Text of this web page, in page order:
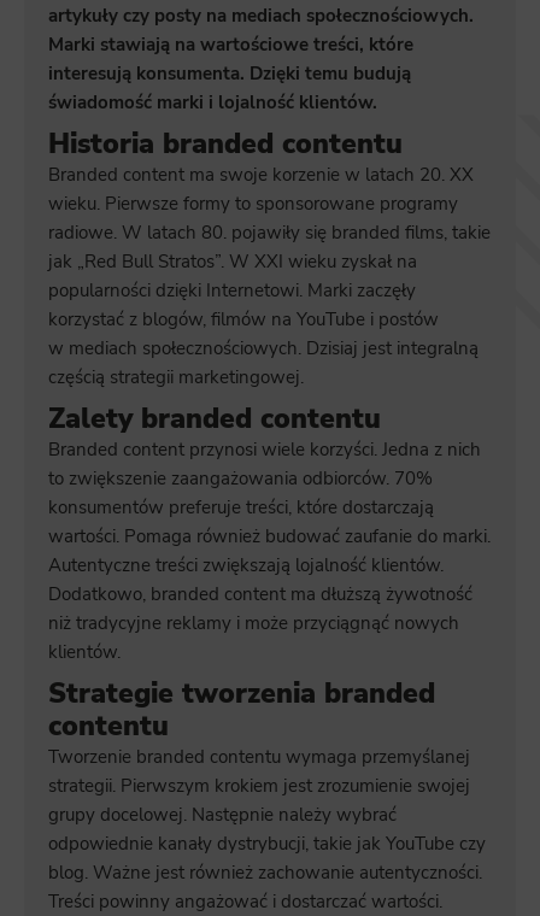
artykuły czy posty na mediach społecznościowych.
Marki stawiają na wartościowe treści, które
interesują konsumenta. Dzięki temu budują
świadomość marki i lojalność klientów.
Historia branded contentu
Branded content ma swoje korzenie w latach 20. XX
wieku. Pierwsze formy to sponsorowane programy
radiowe. W latach 80. pojawiły się branded films, takie
jak „Red Bull Stratos”. W XXI wieku zyskał na
popularności dzięki Internetowi. Marki zaczęły
korzystać z blogów, filmów na YouTube i postów
w mediach społecznościowych. Dzisiaj jest integralną
częścią strategii marketingowej.
Zalety branded contentu
Branded content przynosi wiele korzyści. Jedna z nich
to zwiększenie zaangażowania odbiorców. 70%
konsumentów preferuje treści, które dostarczają
wartości. Pomaga również budować zaufanie do marki.
Autentyczne treści zwiększają lojalność klientów.
Dodatkowo, branded content ma dłuższą żywotność
niż tradycyjne reklamy i może przyciągnąć nowych
klientów.
Strategie tworzenia branded
contentu
Tworzenie branded contentu wymaga przemyślanej
strategii. Pierwszym krokiem jest zrozumienie swojej
grupy docelowej. Następnie należy wybrać
odpowiednie kanały dystrybucji, takie jak YouTube czy
blog. Ważne jest również zachowanie autentyczności.
Treści powinny angażować i dostarczać wartości.